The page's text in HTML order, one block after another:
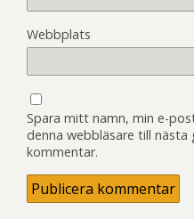
Webbplats
Spara mitt namn, min e-
denna webbläsare till nästa
kommentar.